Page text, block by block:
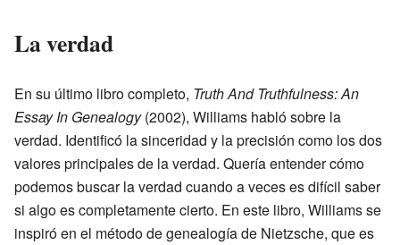
La verdad
En su último libro completo, Truth And Truthfulness: An
Essay In Genealogy(2002), Williams habló sobre la
verdad. Identificó la sinceridad y la precisión como los dos
valores principales de la verdad. Quería entender cómo
podemos buscar la verdad cuando a veces es difícil saber
si algo es completamente cierto. En este libro, Williams se
inspiró en el método de genealogía de Nietzsche, que es